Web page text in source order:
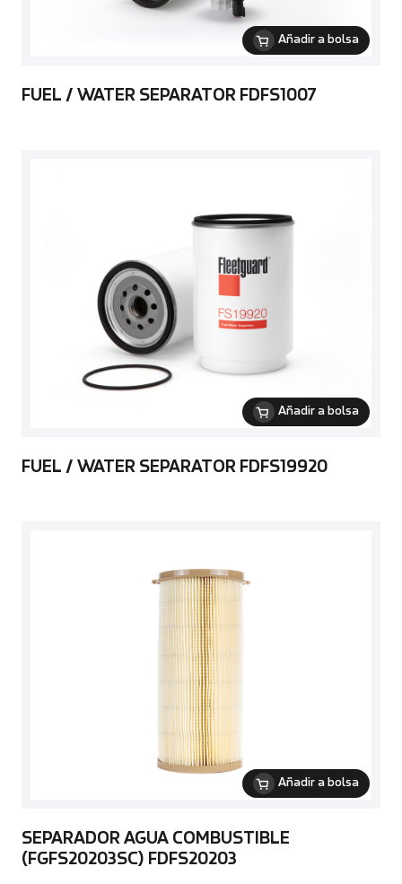
Añadir a bolsa
FUEL / WATER SEPARATOR FDFS1007
Añadir a bolsa
FUEL / WATER SEPARATOR FDFS19920
Añadir a bolsa
SEPARADOR AGUA COMBUSTIBLE
(FGFS20203SC) FDFS20203